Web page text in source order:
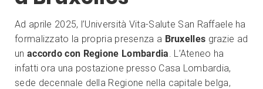
Ad aprile 2025, l’Università Vita-Salute San Raffaele ha
formalizzato la propria presenza a Bruxelles grazie ad
un accordo con Regione Lombardia. L’Ateneo ha
infatti ora una postazione presso Casa Lombardia,
sede decennale della Regione nella capitale belga,